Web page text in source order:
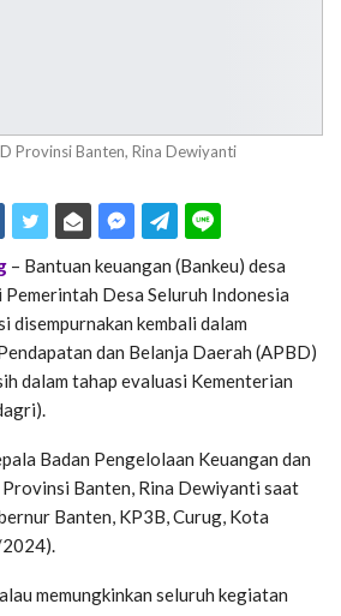
Provinsi Banten, Rina Dewiyanti
– Bantuan keuangan (Bankeu) desa
Desa Seluruh Indonesia
disempurnakan kembali dalam
dan Belanja Daerah (APBD)
dalam tahap evaluasi Kementerian
Badan Pengelolaan Keuangan dan
Banten, Rina Dewiyanti saat
Banten, KP3B, Curug, Kota
2024).
memungkinkan seluruh kegiatan